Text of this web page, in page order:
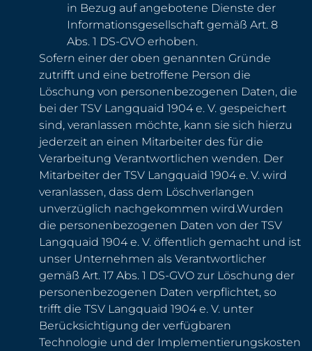
in Bezug auf angebotene Dienste der
Informationsgesellschaft gemäß Art. 8
Abs. 1 DS-GVO erhoben.
Sofern einer der oben genannten Gründe
zutrifft und eine betroffene Person die
Löschung von personenbezogenen Daten, die
bei der TSV Langquaid 1904 e. V. gespeichert
sind, veranlassen möchte, kann sie sich hierzu
jederzeit an einen Mitarbeiter des für die
Verarbeitung Verantwortlichen wenden. Der
Mitarbeiter der TSV Langquaid 1904 e. V. wird
veranlassen, dass dem Löschverlangen
unverzüglich nachgekommen wird.Wurden
die personenbezogenen Daten von der TSV
Langquaid 1904 e. V. öffentlich gemacht und ist
unser Unternehmen als Verantwortlicher
gemäß Art. 17 Abs. 1 DS-GVO zur Löschung der
personenbezogenen Daten verpflichtet, so
trifft die TSV Langquaid 1904 e. V. unter
Berücksichtigung der verfügbaren
Technologie und der Implementierungskosten